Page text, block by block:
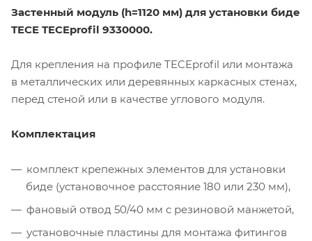
Застенный модуль (h=1120 мм) для установки биде
TECE TECEprofil 9330000.
Для крепления на профиле TECEprofil или монтажа
в металлических или деревянных каркасных стенах,
перед стеной или в качестве углового модуля.
Комплектация
комплект крепежных элементов для установки
биде (установочное расстояние 180 или 230 мм),
фановый отвод 50/40 мм с резиновой манжетой,
установочные пластины для монтажа фитингов